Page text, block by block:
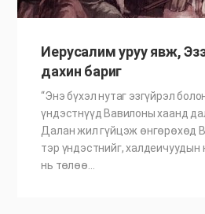
Иерусалим уруу явж,
дахин бариг
“Энэ бүхэл нутаг эзгүйрэл
үндэстнүүд Вавилоны хаанд
Далан жил гүйцэж өнгөрөхөд
тэр үндэстнийг, халдеичуудын
нь төлөө…